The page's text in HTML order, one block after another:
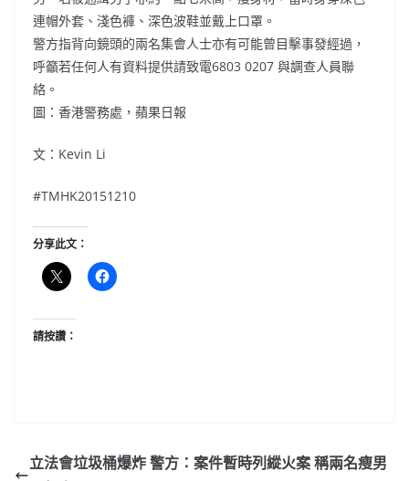
連帽外套、淺色褲、深色波鞋並戴上口罩。
警方指背向鏡頭的兩名集會人士亦有可能曾目擊事發經過，
呼籲若任何人有資料提供請致電6803 0207 與調查人員聯
絡。
圖：香港警務處，蘋果日報
文：Kevin Li
#TMHK20151210
分享此文：
請按讚：
立法會垃圾桶爆炸 警方：案件暫時列縱火案 稱兩名瘦男